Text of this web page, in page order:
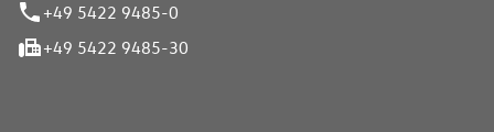
+49 5422 9485-0
+49 5422 9485-30